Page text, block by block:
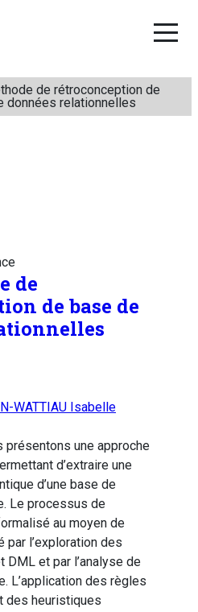
de rétroconception de
données relationnelles
de
de base de
WATTIAU Isabelle
présentons une approche
d’extraire une
d’une base de
Le processus de
au moyen de
l’exploration des
et par l’analyse de
L’application des règles
des heuristiques